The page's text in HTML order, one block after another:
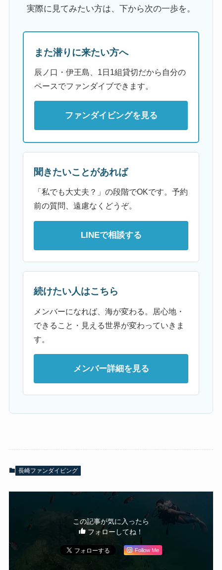
実際に見てみたい方は、下から次の一歩を。
また潜りに来たい方へ
辰ノ口・伊王島、1日1組貸切だから自分の
ペースでファンダイブできます。
ファンダイビングを見る
聞きたいことがあれば
「私でも大丈夫？」の段階でOKです。予約
前の質問、遠慮なくどうぞ。
LINEで相談する
続けたい人はこちら
メンバーになれば、海が変わる。居心地・
できること・見える世界が変わっていきま
す。
メンバー詳細を見る
長崎ファンダイビング
この記事が気に入ったら
フォローしてね！
Follow Me